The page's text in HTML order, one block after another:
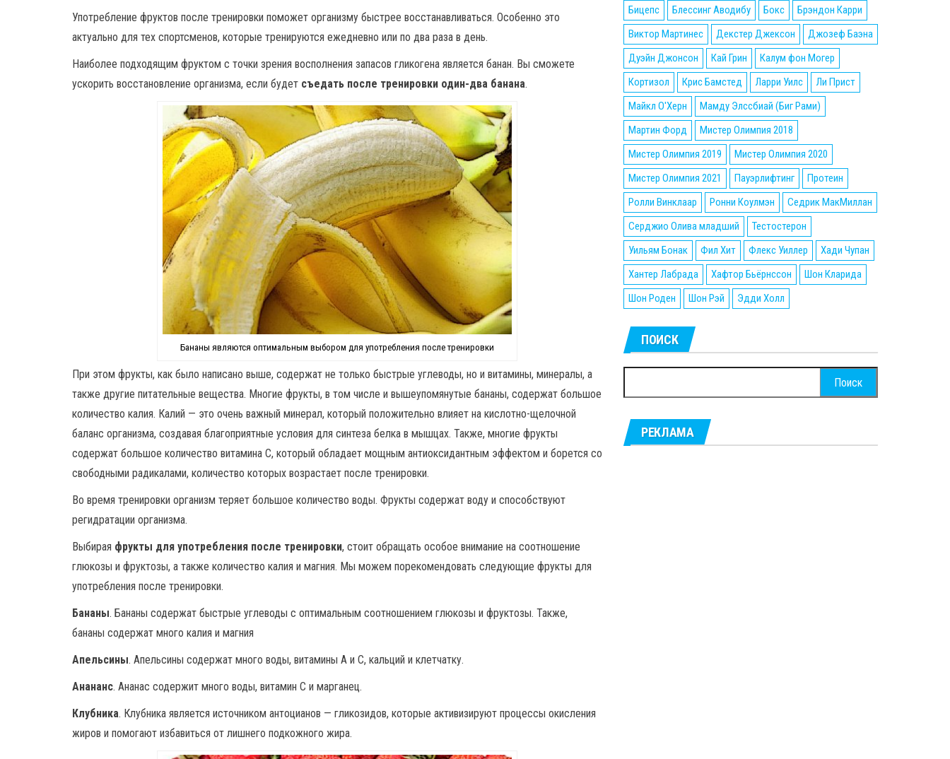
Употребление фруктов после тренировки поможет организму быстрее восстанавливаться. Особенно это
актуально для тех спортсменов, которые тренируются ежедневно или по два раза в день.
Наиболее подходящим фруктом с точки зрения восполнения запасов гликогена является банан. Вы сможете
ускорить восстановление организма, если будет съедать после тренировки один-два банана.
Бананы являются оптимальным выбором для употребления после тренировки
При этом фрукты, как было написано выше, содержат не только быстрые углеводы, но и витамины, минералы, а
также другие питательные вещества. Многие фрукты, в том числе и вышеупомянутые бананы, содержат большое
количество калия. Калий — это очень важный минерал, который положительно влияет на кислотно-щелочной
баланс организма, создавая благоприятные условия для синтеза белка в мышцах. Также, многие фрукты
содержат большое количество витамина C, который обладает мощным антиоксидантным эффектом и борется со
свободными радикалами, количество которых возрастает после тренировки.
Во время тренировки организм теряет большое количество воды. Фрукты содержат воду и способствуют
регидратации организма.
Выбирая фрукты для употребления после тренировки, стоит обращать особое внимание на соотношение
глюкозы и фруктозы, а также количество калия и магния. Мы можем порекомендовать следующие фрукты для
употребления после тренировки.
Бананы. Бананы содержат быстрые углеводы с оптимальным соотношением глюкозы и фруктозы. Также,
бананы содержат много калия и магния
Апельсины. Апельсины содержат много воды, витамины A и C, кальций и клетчатку.
Анананс. Ананас содержит много воды, витамин C и марганец.
Клубника. Клубника является источником антоцианов — гликозидов, которые активизируют процессы окисления
жиров и помогают избавиться от лишнего подкожного жира.
Бицепс
Блессинг Аводибу Бокс
Брэндон Карри
Виктор Мартинес
Декстер Джексон
Джозеф Баэна
Дуэйн Джонсон
Кай Грин
Калум фон Могер
Кортизол
Крис Бамстед Ларри Уилс
Ли Прист
Майкл О'Херн
Мамду Элссбиай (Биг Рами)
Мартин Форд
Мистер Олимпия 2018
Мистер Олимпия 2019
Мистер Олимпия 2020
Мистер Олимпия 2021
Пауэрлифтинг
Протеин
Ролли Винклаар
Ронни Коулмэн
Седрик МакМиллан
Серджио Олива младший
Тестостерон
Уильям Бонак
Фил Хит Флекс Уиллер
Хади Чупан
Хантер Лабрада
Хафтор Бьёрнссон
Шон Кларида
Шон Роден
Шон Рэй Эдди Холл
ПОИСК
РЕКЛАМА